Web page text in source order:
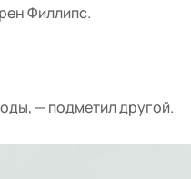
Филлипс.
— подметил другой.